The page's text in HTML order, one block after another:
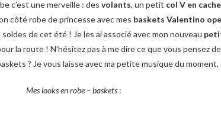
c’est une merveille : desvolants, un petit col V en
côté robe de princesse avec mes baskets Valentino
de cet été ! Je les ai associé avec mon nouveau
la route ! N’hésitez pas à me dire ce que vous pensez
? Je vous laisse avec ma petite musique du
Mes looks en robe – baskets: